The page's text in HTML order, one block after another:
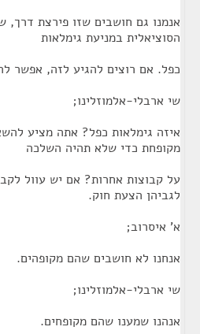
אנמנו גם חושבים שזו פירצת
הסוציאלית במניעת גימלאות
כפל. אם רוצים להגיע לזה, אפשר
שי ארבלי-אלמוזלינו;
איזה גימלאות כפל? אתה מציע
מקופחת כדי שלא תהיה השלכה
על קבוצות אחרות? אם יש עוול
לגביהן הצעת חוק.
א' איסרוב;
אנחנו לא חושבים שהם מקופהים.
שי ארבלי-אלמוזלינו;
אנהנו שמענו שהם מקופחים.